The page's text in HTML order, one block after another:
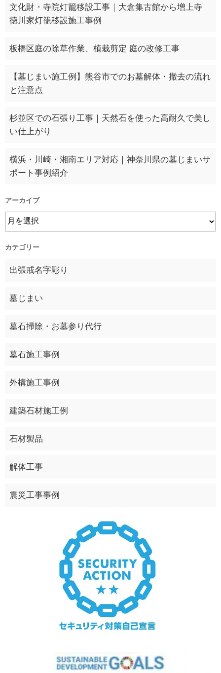
文化財・寺院灯籠移設工事｜大倉集古館から増上寺
徳川家灯籠移設施工事例
板橋区庭の除草作業、植栽剪定 庭の改修工事
【墓じまい施工例】熊谷市でのお墓解体・撤去の流れ
と注意点
杉並区での石張り工事｜天然石を使った高耐久で美し
い仕上がり
横浜・川崎・湘南エリア対応｜神奈川県の墓じまいサ
ポート事例紹介
アーカイブ
カテゴリー
出張戒名字彫り
墓じまい
墓石掃除・お墓参り代行
墓石施工事例
外構施工事例
建築石材施工例
石材製品
解体工事
震災工事事例